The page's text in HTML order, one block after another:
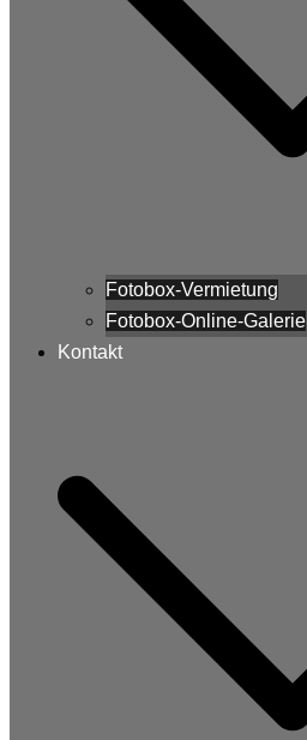
Fotobox-Vermietung
Fotobox-Online-Galerie
Kontakt